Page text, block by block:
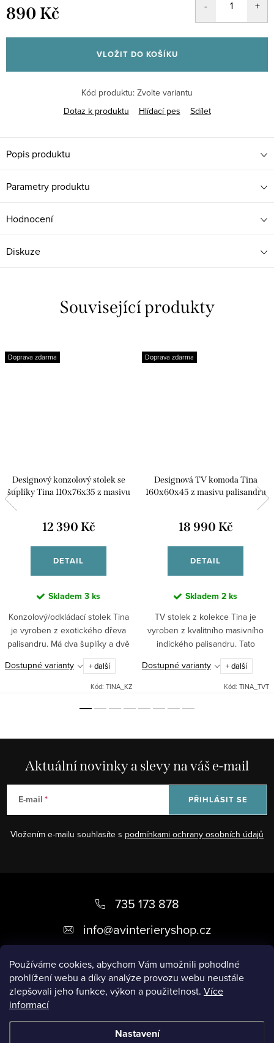
Používáme cookies, abychom Vám umožnili pohodlné
prohlížení webu a díky analýze provozu webu neustále
zlepšovali jeho funkce, výkon a použitelnost. Více
informací
Nastavení
890 Kč
cena:
VLOŽIT DO KOŠÍKU
Kód produktu: Zvolte variantu
Dotaz k produktu
Hlídací pes Sdílet
Popis produktu
Parametry produktu
Hodnocení
Diskuze
Související produkty
Doprava zdarma
Designový konzolový stolek se
šuplíky Tina 110x76x35 z masivu
12 390 Kč
DETAIL
Skladem 3 ks
Konzolový/odkládací stolek Tina
je vyroben z exotického dřeva
palisandru. Má dva šuplíky a dvě
odkládací plochy . Je vyroben tak
aby ladil s celou kolekcí a dal se...
Dostupné varianty + další
Kód: TINA_KZ
Doprava zdarma
Designová TV komoda Tina
160x60x45 z masivu palisandru
18 990 Kč
DETAIL
Skladem 2 ks
TV stolek z kolekce Tina je
vyroben z kvalitního masivního
indického palisandru. Tato
kolekce nabízí hned několikt typů
tv stolků - s úložným prostorem,
Dostupné varianty + další
Kód: TINA_TVT
Aktuální novinky a slevy na váš e-mail
E-mail
Vložením e-mailu souhlasíte s podmínkami ochrany osobních údajů
PŘIHLÁSIT SE
a
735 173 878
info@avinterieryshop.cz
Užitečné informace